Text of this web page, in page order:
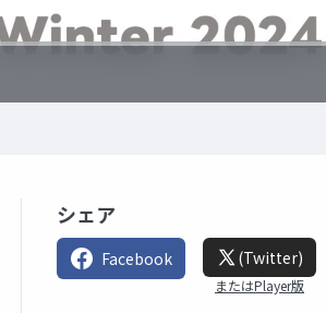
シェア
Facebook (Twitter)
またはPlayer版